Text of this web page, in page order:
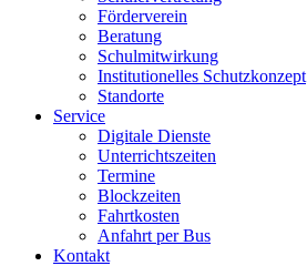
Förderverein
Beratung
Schulmitwirkung
Institutionelles Schutzkonzept
Standorte
Service
Digitale Dienste
Unterrichtszeiten
Termine
Blockzeiten
Fahrtkosten
Anfahrt per Bus
Kontakt